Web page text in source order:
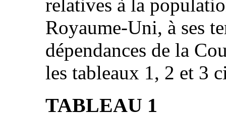
relatives à la
Royaume-Uni, à ses
dépendances de la
les tableaux 1, 2 et 3
TABLEAU 1